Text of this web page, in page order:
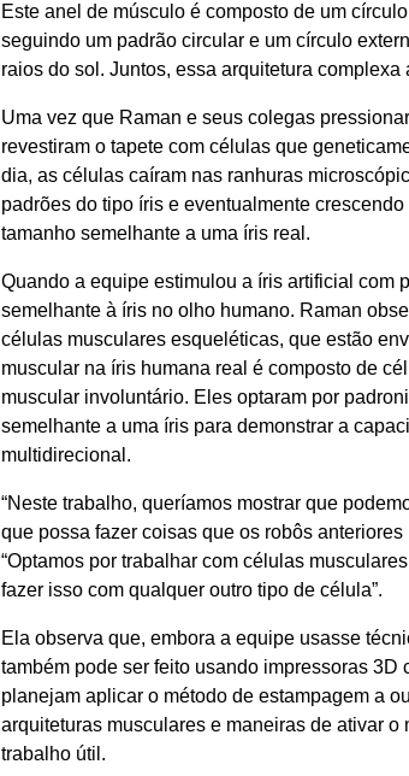
Este anel de músculo é composto de um
seguindo um padrão circular e um círculo
raios do sol. Juntos, essa arquitetura
Uma vez que Raman e seus colegas
revestiram o tapete com células que
dia, as células caíram nas ranhuras
padrões do tipo íris e eventualmente
tamanho semelhante a uma íris real.
Quando a equipe estimulou a íris artificial com
semelhante à íris no olho humano. Raman
células musculares esqueléticas, que estão
muscular na íris humana real é composto de
muscular involuntário. Eles optaram por
semelhante a uma íris para demonstrar a
multidirecional.
“Neste trabalho, queríamos mostrar que
que possa fazer coisas que os robôs
“Optamos por trabalhar com células
fazer isso com qualquer outro tipo de célula”.
Ela observa que, embora a equipe usasse
também pode ser feito usando impressoras
planejam aplicar o método de estampagem a
arquiteturas musculares e maneiras de ativar
trabalho útil.